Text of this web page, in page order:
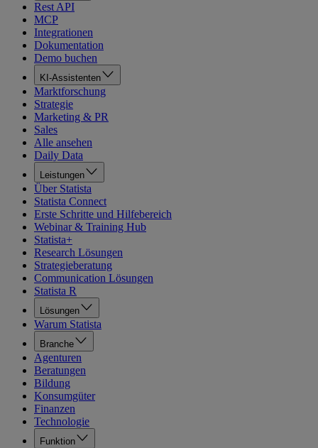
Rest API
MCP
Integrationen
Dokumentation
Demo buchen
KI-Assistenten
Marktforschung
Strategie
Marketing & PR
Sales
Alle ansehen
Daily Data
Leistungen
Über Statista
Statista Connect
Erste Schritte und Hilfebereich
Webinar & Training Hub
Statista+
Research Lösungen
Strategieberatung
Communication Lösungen
Statista R
Lösungen
Warum Statista
Branche
Agenturen
Beratungen
Bildung
Konsumgüter
Finanzen
Technologie
Funktion